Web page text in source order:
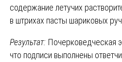
содержание летучих
в штрихах пасты шариковых
Результат: Почерковедческая
что подписи выполнены